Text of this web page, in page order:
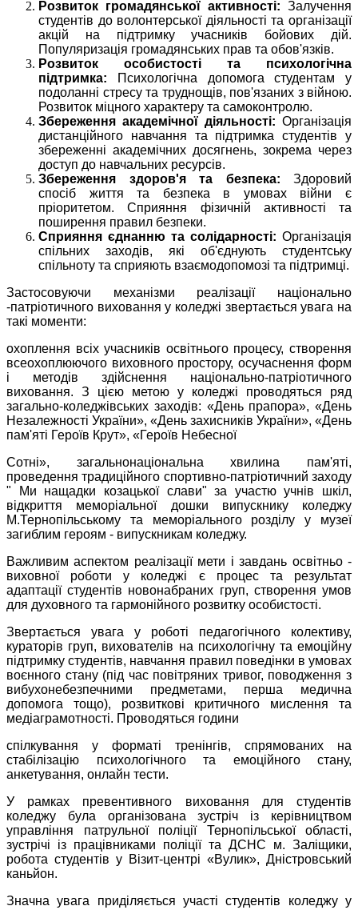
Розвиток громадянської активності: Залучення
студентів до волонтерської діяльності та організації
акцій на підтримку учасників бойових дій.
Популяризація громадянських прав та обов'язків.
Розвиток особистості та психологічна
підтримка: Психологічна допомога студентам у
подоланні стресу та труднощів, пов'язаних з війною.
Розвиток міцного характеру та самоконтролю.
Збереження академічної діяльності: Організація
дистанційного навчання та підтримка студентів у
збереженні академічних досягнень, зокрема через
доступ до навчальних ресурсів.
Збереження здоров'я та безпека: Здоровий
спосіб життя та безпека в умовах війни є
пріоритетом. Сприяння фізичній активності та
поширення правил безпеки.
Сприяння єднанню та солідарності: Організація
спільних заходів, які об'єднують студентську
спільноту та сприяють взаємодопомозі та підтримці.
Застосовуючи механізми реалізації національно
-патріотичного виховання у коледжі звертається увага на
такі моменти:
охоплення всіх учасників освітнього процесу, створення
всеохоплюючого виховного простору, осучаснення форм
і методів здійснення національно-патріотичного
виховання. З цією метою у коледжі проводяться ряд
загально-коледжівських заходів: «День прапора», «День
Незалежності України», «День захисників України», «День
пам'яті Героїв Крут», «Героїв Небесної
Сотні», загальнонаціональна хвилина пам'яті,
проведення традиційного спортивно-патріотичний заходу
" Ми нащадки козацької слави" за участю учнів шкіл,
відкриття меморіальної дошки випускнику коледжу
М.Тернопільському та меморіального розділу у музеї
загиблим героям - випускникам коледжу.
Важливим аспектом реалізації мети і завдань освітньо -
виховної роботи у коледжі є процес та результат
адаптації студентів новонабраних груп, створення умов
для духовного та гармонійного розвитку особистості.
Звертається увага у роботі педагогічного колективу,
кураторів груп, вихователів на психологічну та емоційну
підтримку студентів, навчання правил поведінки в умовах
воєнного стану (під час повітряних тривог, поводження з
вибухонебезпечними предметами, перша медична
допомога тощо), розвиткові критичного мислення та
медіаграмотності. Проводяться години
спілкування у форматі тренінгів, спрямованих на
стабілізацію психологічного та емоційного стану,
анкетування, онлайн тести.
У рамках превентивного виховання для студентів
коледжу була організована зустріч із керівництвом
управління патрульної поліції Тернопільської області,
зустрічі із працівниками поліції та ДСНС м. Заліщики,
робота студентів у Візит-центрі «Вулик», Дністровський
каньйон.
Значна увага приділяється участі студентів коледжу у